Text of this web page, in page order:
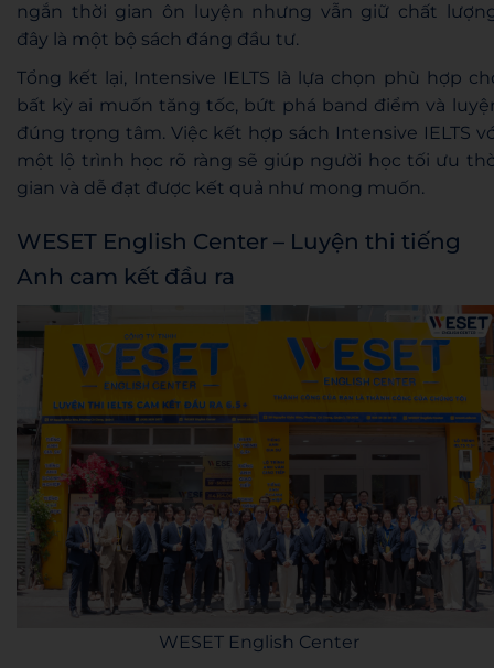
ngắn thời gian ôn luyện nhưng vẫn giữ chất
đây là một bộ sách đáng đầu tư.
Tổng kết lại, Intensive IELTS là lựa chọn phù hợp
bất kỳ ai muốn tăng tốc, bứt phá band điểm và
đúng trọng tâm. Việc kết hợp sách Intensive IELTS
một lộ trình học rõ ràng sẽ giúp người học tối ưu
gian và dễ đạt được kết quả như mong muốn.
WESET English Center – Luyện thi tiếng
Anh cam kết đầu ra
WESET English Center